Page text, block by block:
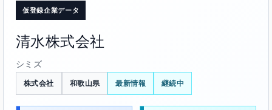
仮登録企業データ
清水株式会社
シミズ
株式会社 和歌山県 最新情報 継続中